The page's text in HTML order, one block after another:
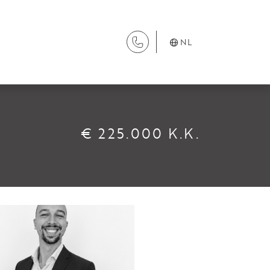
NL
€ 225.000 K.K.
Beheer
Verhuur
Verkoop
Nieuwbouw